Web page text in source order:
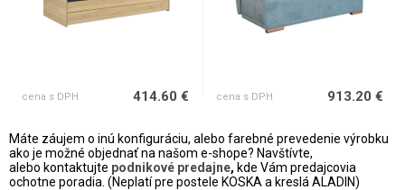
cena s DPH 414.60 € cena s DPH 913.20 €
Máte záujem o inú konfiguráciu, alebo farebné prevedenie výrobku
ako je možné objednať na našom e-shope? Navštívte,
alebo kontaktujte podnikové predajne, kde Vám predajcovia
ochotne poradia. (Neplatí pre postele KOSKA a kreslá ALADIN)